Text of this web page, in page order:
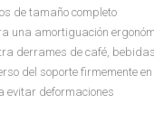
de tamaño completo
una amortiguación
derrames de café,
del soporte firmemente
evitar deformaciones